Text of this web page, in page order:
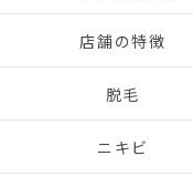
店舗の特徴
脱毛
ニキビ